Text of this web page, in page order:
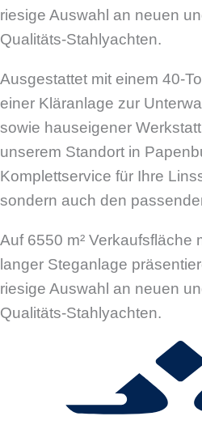
riesige Auswahl an neuen
Qualitäts-Stahlyachten.
Ausgestattet mit einem 40-
einer Kläranlage zur
sowie hauseigener
unserem Standort in
Komplettservice für Ihre
sondern auch den
Auf 6550 m² Verkaufsfläche
langer Steganlage
riesige Auswahl an neuen
Qualitäts-Stahlyachten.